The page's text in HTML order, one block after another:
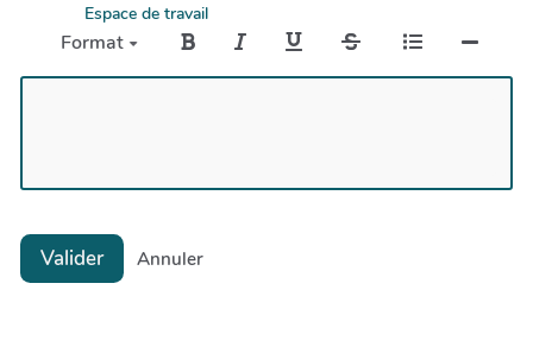
Espace de travail
Format
Valider Annuler